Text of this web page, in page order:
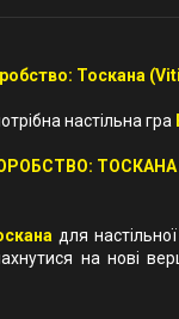
Тоскана
настільна гра
ТОСКАНА
для
на нові